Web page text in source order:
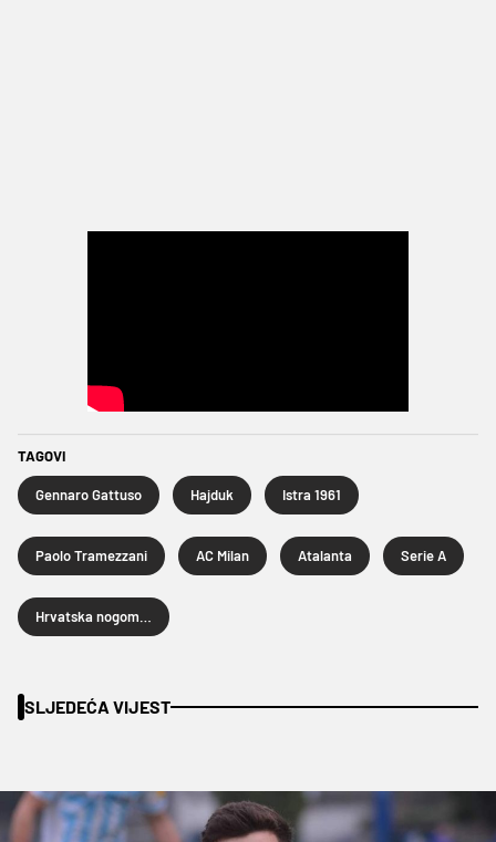
TAGOVI
Gennaro Gattuso Hajduk Istra 1961
Paolo Tramezzani AC Milan Atalanta Serie A
SLJEDEĆA VIJEST